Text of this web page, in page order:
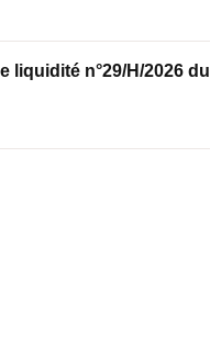
n°29/H/2026 du